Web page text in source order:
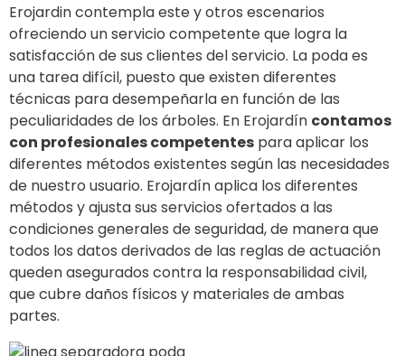
Erojardin contempla este y otros escenarios
ofreciendo un servicio competente que logra la
satisfacción de sus clientes del servicio. La poda es
una tarea difícil, puesto que existen diferentes
técnicas para desempeñarla en función de las
peculiaridades de los árboles. En Erojardín contamos
con profesionales competentes para aplicar los
diferentes métodos existentes según las necesidades
de nuestro usuario. Erojardín aplica los diferentes
métodos y ajusta sus servicios ofertados a las
condiciones generales de seguridad, de manera que
todos los datos derivados de las reglas de actuación
queden asegurados contra la responsabilidad civil,
que cubre daños físicos y materiales de ambas
partes.